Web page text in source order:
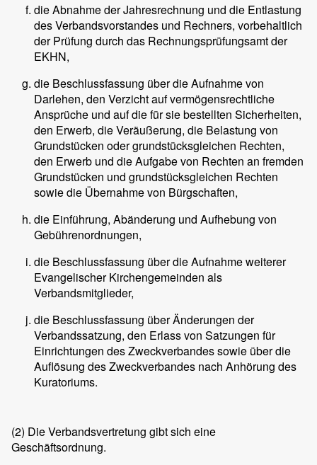
die Abnahme der Jahresrechnung und die Entlastung
des Verbandsvorstandes und Rechners, vorbehaltlich
der Prüfung durch das Rechnungsprüfungsamt der
EKHN,
die Beschlussfassung über die Aufnahme von
Darlehen, den Verzicht auf vermögensrechtliche
Ansprüche und auf die für sie bestellten Sicherheiten,
den Erwerb, die Veräußerung, die Belastung von
Grundstücken oder grundstücksgleichen Rechten,
den Erwerb und die Aufgabe von Rechten an fremden
Grundstücken und grundstücksgleichen Rechten
sowie die Übernahme von Bürgschaften,
die Einführung, Abänderung und Aufhebung von
Gebührenordnungen,
die Beschlussfassung über die Aufnahme weiterer
Evangelischer Kirchengemeinden als
Verbandsmitglieder,
die Beschlussfassung über Änderungen der
Verbandssatzung, den Erlass von Satzungen für
Einrichtungen des Zweckverbandes sowie über die
Auflösung des Zweckverbandes nach Anhörung des
Kuratoriums.
(2) Die Verbandsvertretung gibt sich eine
Geschäftsordnung.